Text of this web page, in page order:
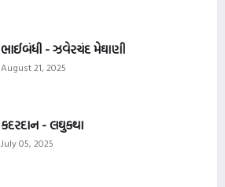
ભાઈબંધી - ઝવેરચંદ મેઘાણી
August 21, 2025
કદરદાન - લઘુકથા
July 05, 2025